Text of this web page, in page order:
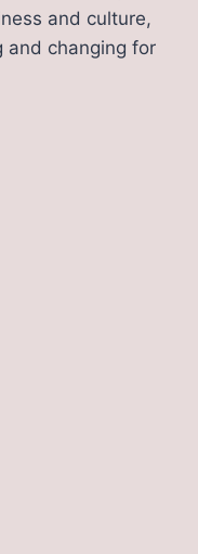
and culture,
and changing for